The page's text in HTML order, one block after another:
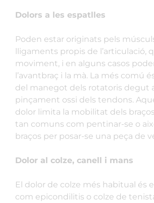
Dolors a les espatlles
Poden estar originats pels
lligaments propis de l’articulació,
moviment, i en alguns casos
l’avantbraç i la mà. La més comú
del manegot dels rotatoris degut
pinçament ossi dels tendons.
dolor limita la mobilitat dels
tan comuns com pentinar-se o
braços per posar-se una peça de
Dolor al colze, canell i mans
El dolor de colze més habitual és
com epicondilitis o colze de